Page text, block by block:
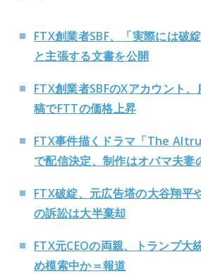
FTX創業者SBF、「実際には破
と主張する文書を公開
FTX創業者SBFのXアカウント
稿でFTTの価格上昇
FTX事件描くドラマ「The
で配信決定、制作はオバマ夫妻
FTX破綻、元広告塔の大谷翔平
の訴訟は大半棄却
FTX元CEOの両親、トランプ大
め模索中か＝報道